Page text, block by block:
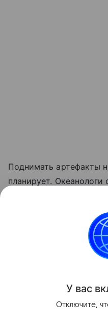
Поднимать артефакты
планирует. Океанологи
историков, а сам
нетронутым - и как
полярных
глубоководную
У вас
Отключите,